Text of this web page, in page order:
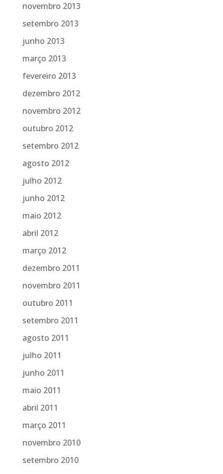
novembro 2013
setembro 2013
junho 2013
março 2013
fevereiro 2013
dezembro 2012
novembro 2012
outubro 2012
setembro 2012
agosto 2012
julho 2012
junho 2012
maio 2012
abril 2012
março 2012
dezembro 2011
novembro 2011
outubro 2011
setembro 2011
agosto 2011
julho 2011
junho 2011
maio 2011
abril 2011
março 2011
novembro 2010
setembro 2010